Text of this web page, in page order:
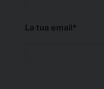
La tua email*